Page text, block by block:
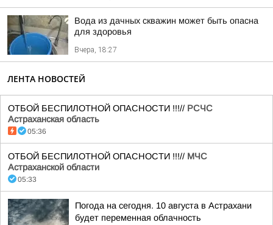
Вода из дачных скважин может быть опасна
для здоровья
Вчера, 18:27
ЛЕНТА НОВОСТЕЙ
ОТБОЙ БЕСПИЛОТНОЙ ОПАСНОСТИ !!!// РСЧС
Астраханская область
05:36
ОТБОЙ БЕСПИЛОТНОЙ ОПАСНОСТИ !!!// МЧС
Астраханской области
05:33
Погода на сегодня. 10 августа в Астрахани
будет переменная облачность